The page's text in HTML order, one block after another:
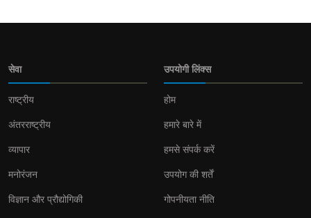
सेवा
राष्ट्रीय
अंतरराष्ट्रीय
व्यापार
मनोरंजन
विज्ञान और प्रौद्योगिकी
उपयोगी लिंक्स
होम
हमारे बारे में
हमसे संपर्क करें
उपयोग की शर्तें
गोपनीयता नीति